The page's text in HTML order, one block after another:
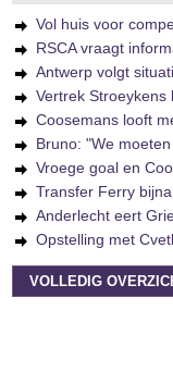
Vol huis voor
RSCA vraagt
Antwerp volgt
Vertrek Stroeykens
Coosemans looft
Bruno: "We
Vroege goal en
Transfer Ferry
Anderlecht eert
Opstelling met
VOLLEDIG